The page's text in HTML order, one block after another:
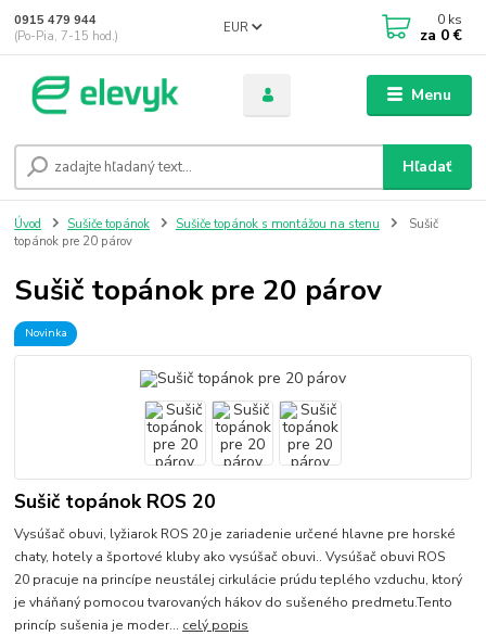
Menu
EUR
Hľadať
0915 479 944
(Po-Pia, 7-15 hod.)
0 ks
za 0 €
Úvod Sušiče topánok Sušiče topánok s montážou na stenu
Sušič
topánok pre 20 párov
Sušič topánok pre 20 párov
Novinka
Sušič topánok ROS 20
Vysúšač obuvi, lyžiarok ROS 20 je zariadenie určené hlavne pre horské
chaty, hotely a športové kluby ako vysúšač obuvi.. Vysúšač obuvi ROS
20 pracuje na princípe neustálej cirkulácie prúdu teplého vzduchu, ktorý
je vháňaný pomocou tvarovaných hákov do sušeného predmetu.Tento
princíp sušenia je moder... celý popis